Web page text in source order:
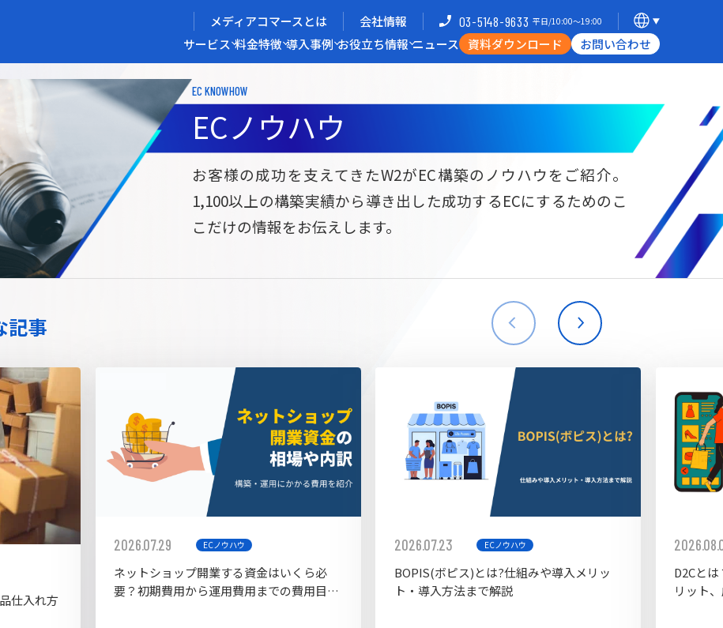
メディアコマースとは 会社情報 03-5148-9633 平日/10:00〜19:00
サービス 料金特徴 導入事例 お役立ち情報 ニュース 資料ダウンロード お問い合わせ
メディアコマースを実現する
イト構築 サブスク/定期通販ECサイト構築
Commerce
BtoB向けECサイト構築
W2Commerce
海外進出・現地ECサイト構築
グイン一覧 AIカスタマイズ開発 AI buddy
メディアコマースとは 選ばれる理由 開発力/支援体制
導入企業インタビュー
お役立ち資料
EC KNOWHOW
ECノウハウ
お客様の成功を支えてきたW2がEC構築のノウハウをご紹介。
1,100以上の構築実績から導き出した成功するECにするためのこ
こだけの情報をお伝えします。
記事
仕入れ方
2026.07.29 ECノウハウ
ネットショップ開業する資金はいくら必
要？初期費用から運用費用までの費用目安
2026.07.23 ECノウハウ
BOPIS(ボピス)とは?仕組みや導入メリッ
ト・導入方法まで解説
D2Cと
リット